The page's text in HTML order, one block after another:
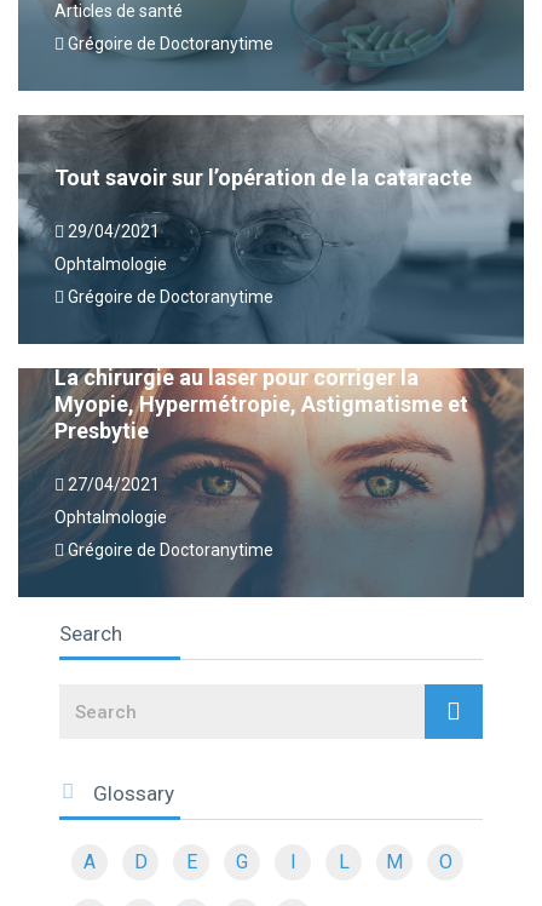
Articles de santé
Grégoire de Doctoranytime
Tout savoir sur l’opération de la cataracte
29/04/2021
Ophtalmologie
Grégoire de Doctoranytime
La chirurgie au laser pour corriger la
Myopie, Hypermétropie, Astigmatisme et
Presbytie
27/04/2021
Ophtalmologie
Grégoire de Doctoranytime
Search
Search
Glossary
A D E G L M O